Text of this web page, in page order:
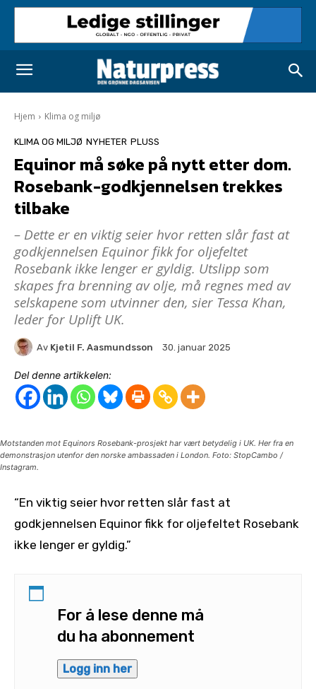
Hjem Klima og miljø
KLIMA OG MILJØ NYHETER PLUSS
Equinor må søke på nytt etter dom.
Rosebank-godkjennelsen trekkes
tilbake
– Dette er en viktig seier hvor retten slår fast at
godkjennelsen Equinor fikk for oljefeltet
Rosebank ikke lenger er gyldig. Utslipp som
skapes fra brenning av olje, må regnes med av
selskapene som utvinner den, sier Tessa Khan,
leder for Uplift UK.
Av Kjetil F. Aasmundsson 30. januar 2025
Del denne artikkelen:
Motstanden mot Equinors Rosebank-prosjekt har vært betydelig i UK. Her fra en
demonstrasjon utenfor den norske ambassaden i London. Foto: StopCambo /
Instagram.
“En viktig seier hvor retten slår fast at
godkjennelsen Equinor fikk for oljefeltet Rosebank
ikke lenger er gyldig.”
For å lese denne må
du ha abonnement
Logg inn her